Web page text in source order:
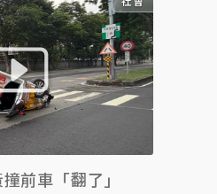
撞前車「翻了」